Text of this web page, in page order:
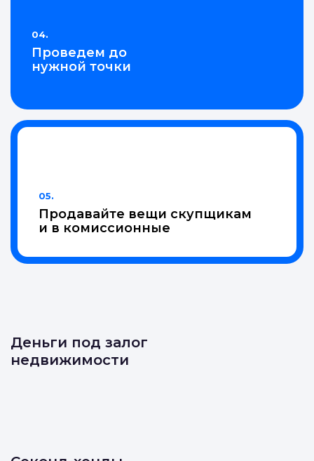
04.
Проведем до
нужной точки
05.
Продавайте вещи скупщикам
и в комиссионные
Деньги под залог
недвижимости